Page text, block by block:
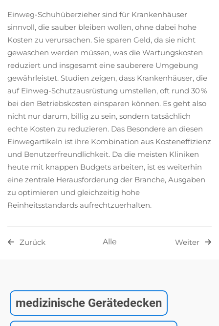
Einweg-Schuhüberzieher sind für Krankenhäuser
sinnvoll, die sauber bleiben wollen, ohne dabei hohe
Kosten zu verursachen. Sie sparen Geld, da sie nicht
gewaschen werden müssen, was die Wartungskosten
reduziert und insgesamt eine sauberere Umgebung
gewährleistet. Studien zeigen, dass Krankenhäuser, die
auf Einweg-Schutzausrüstung umstellen, oft rund 30 %
bei den Betriebskosten einsparen können. Es geht also
nicht nur darum, billig zu sein, sondern tatsächlich
echte Kosten zu reduzieren. Das Besondere an diesen
Einwegartikeln ist ihre Kombination aus Kosteneffizienz
und Benutzerfreundlichkeit. Da die meisten Kliniken
heute mit knappen Budgets arbeiten, ist es weiterhin
eine zentrale Herausforderung der Branche, Ausgaben
zu optimieren und gleichzeitig hohe
Reinheitsstandards aufrechtzuerhalten.
Zurück Alle Weiter
medizinische Gerätedecken